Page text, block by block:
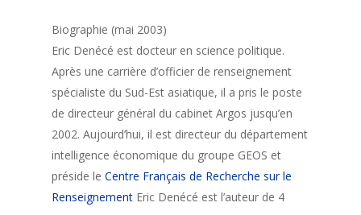
Biographie (mai 2003)
Eric Denécé est docteur en science politique.
Après une carrière d’officier de renseignement
spécialiste du Sud-Est asiatique, il a pris le poste
de directeur général du cabinet Argos jusqu’en
2002. Aujourd’hui, il est directeur du département
intelligence économique du groupe GEOS et
préside le Centre Français de Recherche sur le
Renseignement Eric Denécé est l’auteur de 4